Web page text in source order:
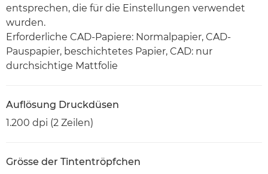
entsprechen, die für die Einstellungen verwendet
wurden.
Erforderliche CAD-Papiere: Normalpapier, CAD-
Pauspapier, beschichtetes Papier, CAD: nur
durchsichtige Mattfolie
Auflösung Druckdüsen
1.200 dpi (2 Zeilen)
Grösse der Tintentröpfchen